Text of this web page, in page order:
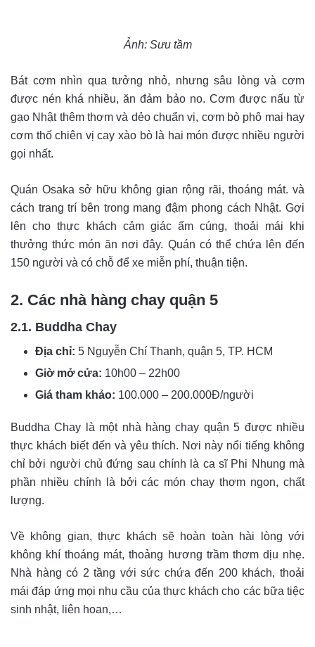
Ảnh: Sưu tầm
Bát cơm nhìn qua tưởng nhỏ, nhưng sâu lòng và cơm
được nén khá nhiều, ăn đảm bảo no. Cơm được nấu từ
gạo Nhật thêm thơm và dẻo chuẩn vị, cơm bò phô mai hay
cơm thố chiên vị cay xào bò là hai món được nhiều người
gọi nhất.
Quán Osaka sở hữu không gian rộng rãi, thoáng mát. và
cách trang trí bên trong mang đậm phong cách Nhật. Gợi
lên cho thực khách cảm giác ấm cúng, thoải mái khi
thưởng thức món ăn nơi đây. Quán có thể chứa lên đến
150 người và có chỗ để xe miễn phí, thuận tiện.
2. Các nhà hàng chay quận 5
2.1. Buddha Chay
Địa chỉ: 5 Nguyễn Chí Thanh, quận 5, TP. HCM
Giờ mở cửa: 10h00 – 22h00
Giá tham khảo: 100.000 – 200.000Đ/người
Buddha Chay là một nhà hàng chay quận 5 được nhiều
thực khách biết đến và yêu thích. Nơi này nổi tiếng không
chỉ bởi người chủ đứng sau chính là ca sĩ Phi Nhung mà
phần nhiều chính là bởi các món chay thơm ngon, chất
lượng.
Về không gian, thực khách sẽ hoàn toàn hài lòng với
không khí thoáng mát, thoảng hương trầm thơm dịu nhẹ.
Nhà hàng có 2 tầng với sức chứa đến 200 khách, thoải
mái đáp ứng mọi nhu cầu của thực khách cho các bữa tiệc
sinh nhật, liên hoan,…